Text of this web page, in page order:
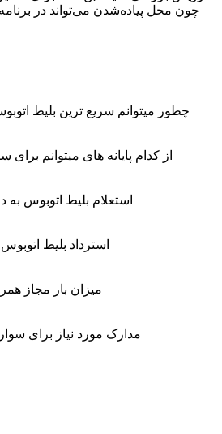
چون محل پیاده‌شدن می‌تواند در
چطور میتوانم سریع ترین بلیط
از کدام پایانه های میتوانم برای
استعلام بلیط اتوبوس
استرداد بلیط اتوبوس
میزان بار مجاز
مدارک مورد نیاز برای